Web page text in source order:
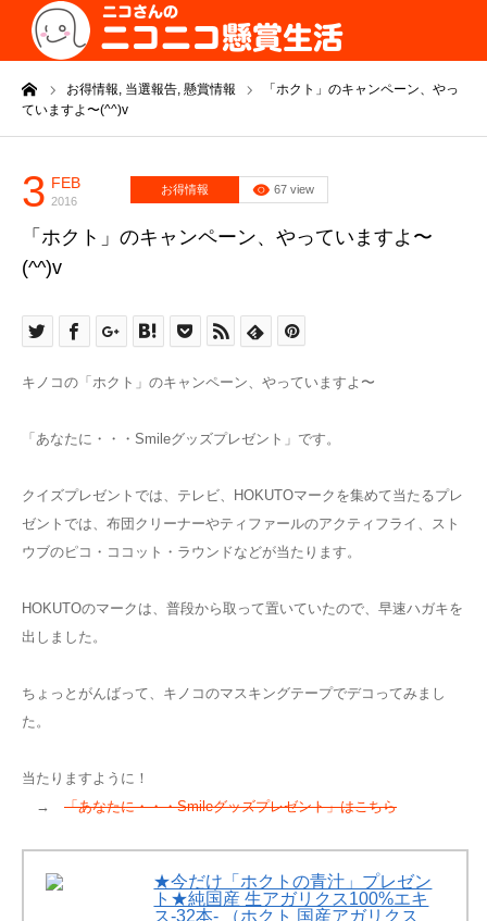
お得情報, 当選報告, 懸賞情報
「ホクト」のキャンペーン、やっ
ていますよ〜(^^)v
3 FEB
2016
お得情報 67 view
「ホクト」のキャンペーン、やっていますよ〜
(^^)v
キノコの「ホクト」のキャンペーン、やっていますよ〜
「あなたに・・・Smileグッズプレゼント」です。
クイズプレゼントでは、テレビ、HOKUTOマークを集めて当たるプレ
ゼントでは、布団クリーナーやティファールのアクティフライ、スト
ウブのピコ・ココット・ラウンドなどが当たります。
HOKUTOのマークは、 普段から取って置いていたので、早速ハガキを
出しました。
ちょっとがんばって、キノコのマスキングテープでデコってみまし
た。
当たりますように！
→ 「あなたに・・・Smileグッズプレゼント」はこちら
★今だけ「ホクトの青汁」プレゼン
ト★純国産 生アガリクス100%エキ
ス-32本- （ホクト 国産アガリクス